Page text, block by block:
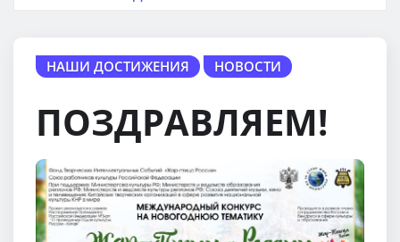
НАШИ ДОСТИЖЕНИЯ НОВОСТИ
ПОЗДРАВЛЯЕМ!